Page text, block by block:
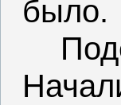
было.